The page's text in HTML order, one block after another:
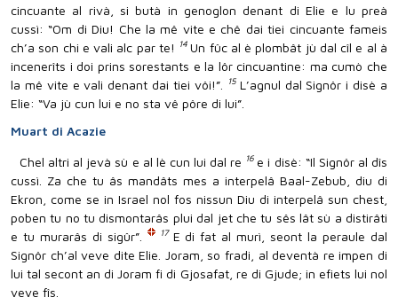
cincuante al rivà, si butà in genoglon denant di Elie e lu preà
cussì: “Om di Diu! Che la mê vite e chê dai tiei cincuante fameis
ch’a son chi e vali alc par te!
14Un fûc al è plombât jù dal cîl e al à
incenerîts i doi prins sorestants e la lôr cincuantine: ma cumò che
la mê vite e vali denant dai tiei vôi!”.
15 L’agnul dal Signôr i disè a
Elie: “Va jù cun lui e no sta vê pôre di lui”.
Muart di Acazie
Chel altri al jevà sù e al lè cun lui dal re 16 e i disè: “Il Signôr al dîs
cussì. Za che tu âs mandâts mes a interpelâ Baal-Zebub, diu di
Ekron, come se in Israel nol fos nissun Diu di interpelâ sun chest,
poben tu no tu dismontarâs plui dal jet che tu sês lât sù a distirâti
e tu murarâs di sigûr”.
17 E di fat al murì, seont la peraule dal
Signôr ch’al veve dite Elie. Joram, so fradi, al deventà re impen di
lui tal secont an di Joram fi di Gjosafat, re di Gjude; in efiets lui nol
veve fîs.